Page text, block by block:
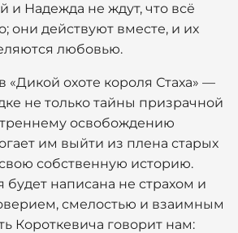
и Надежда не ждут, что всё
они действуют вместе, и их
любовью.
«Дикой охоте короля Стаха» —
не только тайны призрачной
освобождению
им выйти из плена старых
собственную историю.
будет написана не страхом и
смелостью и взаимным
Короткевича говорит нам: